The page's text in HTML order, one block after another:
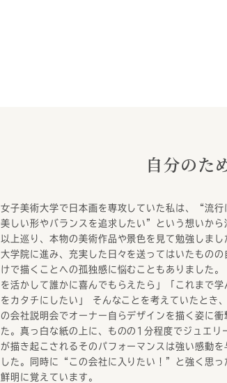
自分のた
女子美術大学で日本画を専攻していた私は、“流行
美しい形やバランスを追求したい”という想いか
以上巡り、本物の美術作品や景色を見て勉強しまし
大学院に進み、充実した日々を送ってはいたものの
けで描くことへの孤独感に悩むこともありました
を活かして誰かに喜んでもらえたら」「これまで学
をカタチにしたい」 そんなことを考えていたとき
の会社説明会でオーナー自らデザインを描く姿に衝
た。真っ白な紙の上に、ものの1分程度でジュエリ
が描き起こされるそのパフォーマンスは強い感動を
した。同時に“この会社に入りたい！”と強く思っ
鮮明に覚えています。